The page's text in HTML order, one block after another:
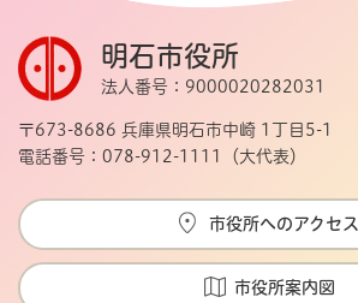
明石市役所
法人番号：9000020282031
〒673-8686 兵庫県明石市中崎 1丁目5-1
電話番号：078-912-1111（大代表）
市役所へのアクセス
市役所案内図